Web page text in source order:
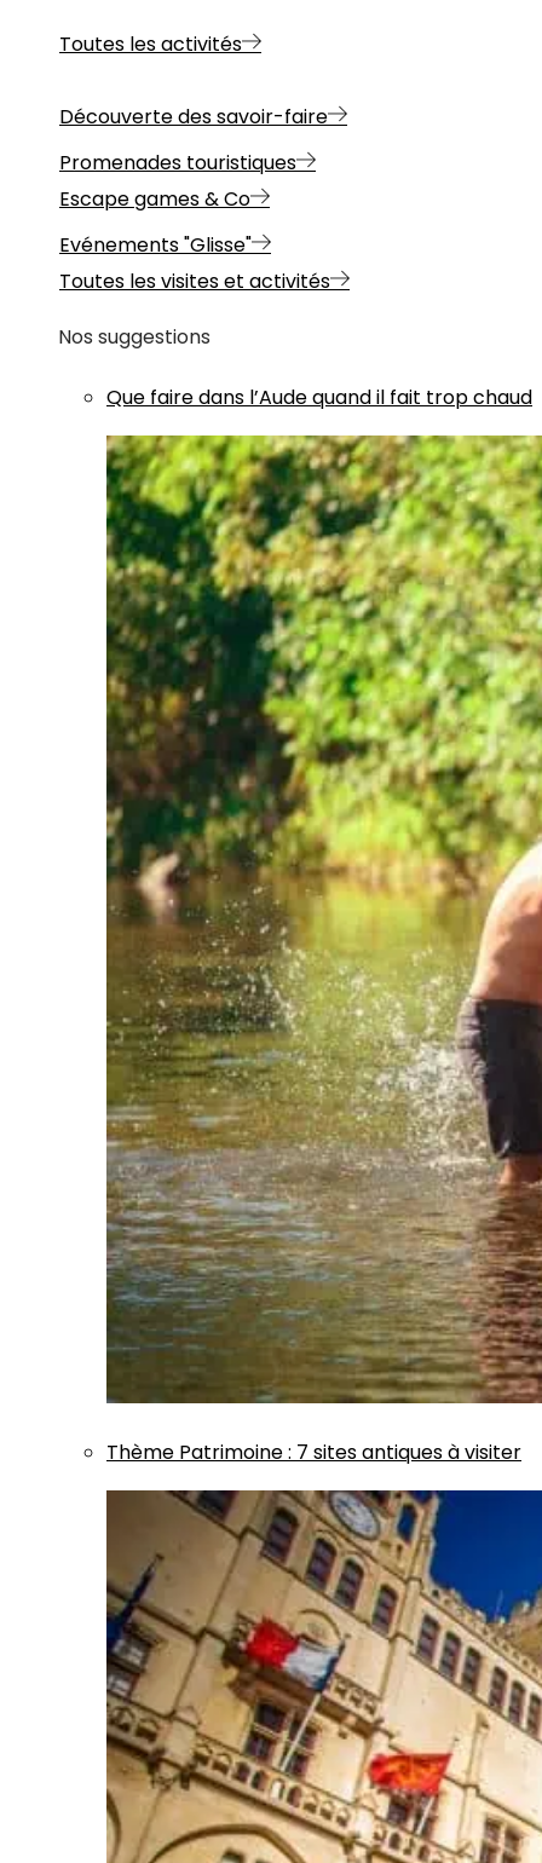
Toutes les activités
Découverte des savoir-faire
Promenades touristiques
Escape games & Co
Evénements "Glisse"
Toutes les visites et activités
Nos suggestions
Que faire dans l’Aude quand il fait trop chaud
Thème Patrimoine: 7 sites antiques à visiter